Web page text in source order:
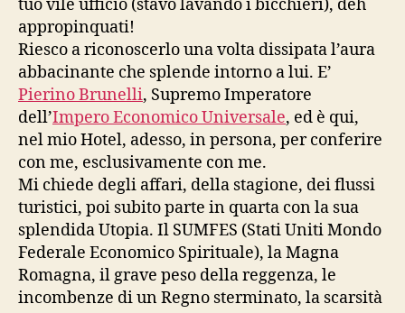
tuo vile ufficio (stavo lavando i bicchieri), deh
appropinquati!
Riesco a riconoscerlo una volta dissipata l’aura
abbacinante che splende intorno a lui. E’
Pierino Brunelli, Supremo Imperatore
dell’Impero Economico Universale, ed è qui,
nel mio Hotel, adesso, in persona, per conferire
con me, esclusivamente con me.
Mi chiede degli affari, della stagione, dei flussi
turistici, poi subito parte in quarta con la sua
splendida Utopia. Il SUMFES (Stati Uniti Mondo
Federale Economico Spirituale), la Magna
Romagna, il grave peso della reggenza, le
incombenze di un Regno sterminato, la scarsità